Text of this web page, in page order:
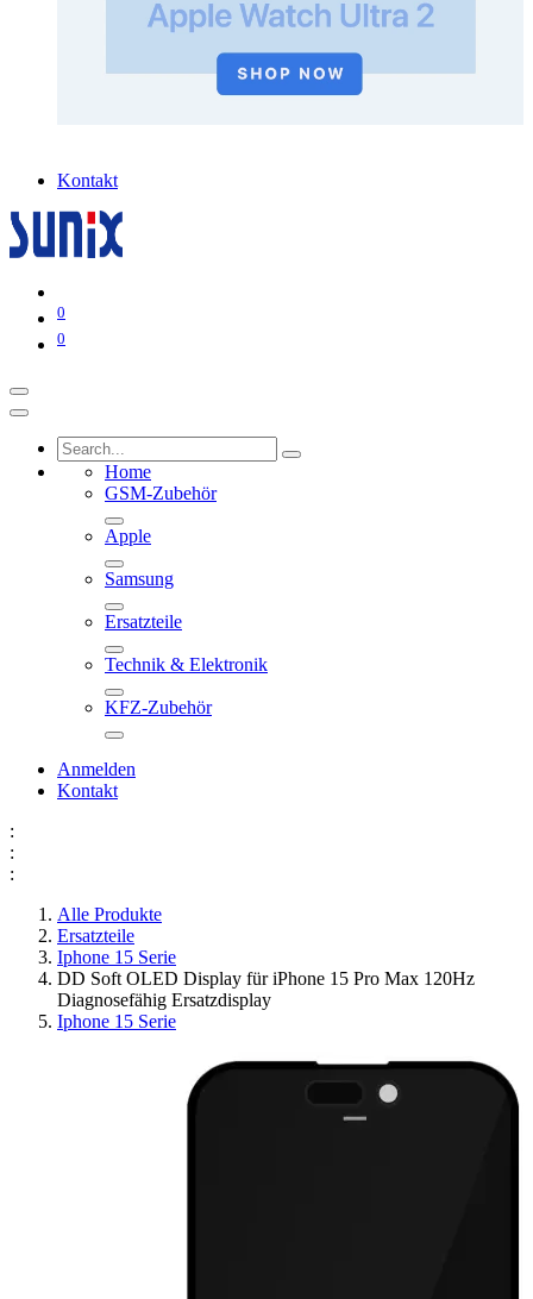
Kontakt
0
0
Home
GSM-Zubehör
Apple
Samsung
Ersatzteile
Technik & Elektronik
KFZ-Zubehör
Anmelden
Kontakt
:
:
:
Alle Produkte
Ersatzteile
Iphone 15 Serie
DD Soft OLED Display für iPhone 15 Pro Max 120Hz
Diagnosefähig Ersatzdisplay
Iphone 15 Serie